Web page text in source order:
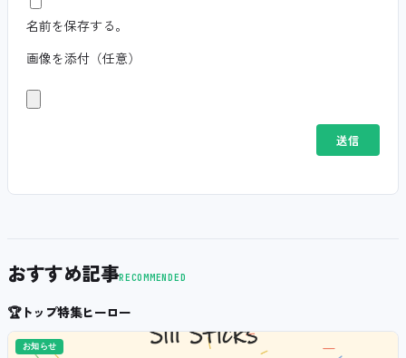
名前を保存する。
画像を添付（任意）
おすすめ記事RECOMMENDED
🏆トップ特集ヒーロー
お知らせ